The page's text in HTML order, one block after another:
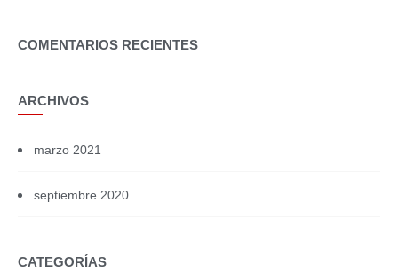
COMENTARIOS RECIENTES
ARCHIVOS
marzo 2021
septiembre 2020
CATEGORÍAS